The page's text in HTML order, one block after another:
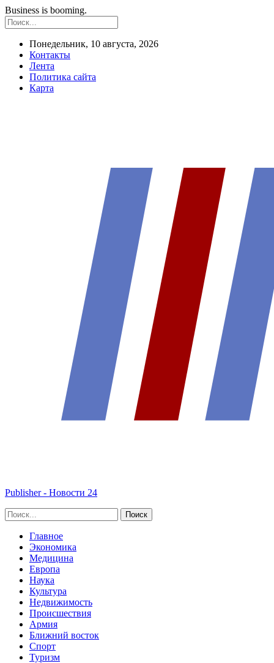
Business is booming.
Понедельник, 10 августа, 2026
Контакты
Лента
Политика сайта
Карта
Publisher - Новости 24
Главное
Экономика
Медицина
Европа
Наука
Культура
Недвижимость
Происшествия
Армия
Ближний восток
Спорт
Туризм